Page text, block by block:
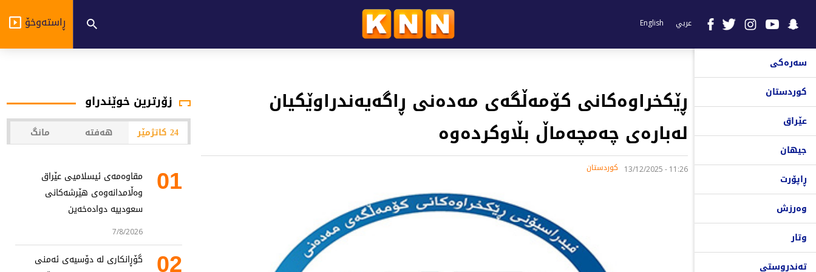
عربي English ڕاستەوخۆ
سەرەکی
کوردستان
عێراق
جیهان
ڕاپۆرت
وەرزش
وتار
تەندروستی
ڕێکخراوەکانی کۆمەڵگەی مەدەنی ڕاگەیەندراوێکیان
لەبارەی چەمچەماڵ بڵاوکردەوە
11:26 - 13/12/2025 کوردستان
زۆرترین خوێندراو
24 کاتژمێر هەفتە مانگ
01
مقاوەمەی ئیسلامیی عێراق
وەڵامدانەوەی هێرشەکانی
سعودییە دوادەخەین
7/8/2026
02
گۆڕانکاری لە دۆسیەی ئەمنی